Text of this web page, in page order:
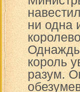
ни одна
король
разум.